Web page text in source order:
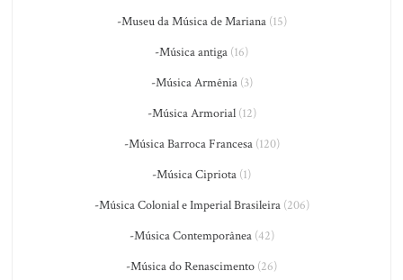
-Museu da Música de Mariana(15)
-Música antiga (16)
-Música Armênia(3)
-Música Armorial(12)
-Música Barroca Francesa(120)
-Música Cipriota (1)
-Música Colonial e Imperial Brasileira(206)
-Música Contemporânea(42)
-Música do Renascimento (26)